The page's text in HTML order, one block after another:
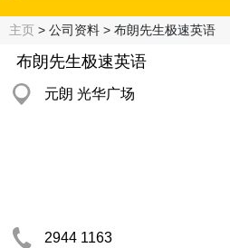
主页 > 公司资料 > 布朗先生极速英语
布朗先生极速英语
元朗 光华广场
2944 1163